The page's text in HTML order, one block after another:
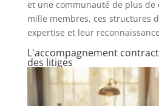
et une communauté de plus
mille membres, ces structures
expertise et leur
L'accompagnement
des litiges